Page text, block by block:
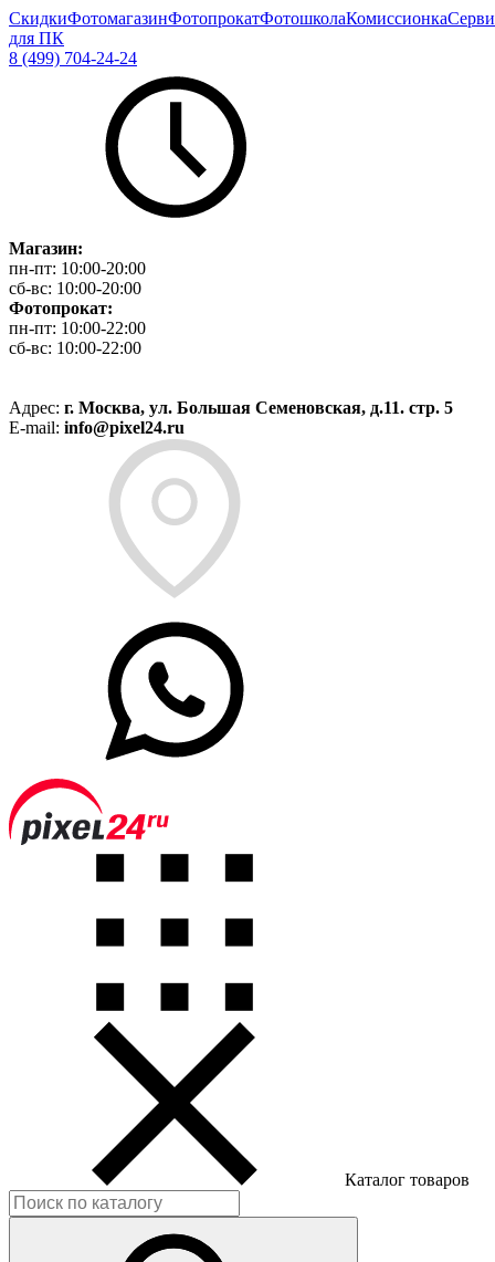
СкидкиФотомагазинФотопрокатФотошколаКомиссионка
для ПК
8 (499) 704-24-24
Магазин:
пн-пт: 10:00-20:00
сб-вс: 10:00-20:00
Фотопрокат:
пн-пт: 10:00-22:00
сб-вс: 10:00-22:00
Адрес: г. Москва, ул. Большая Семеновская, д.11. стр. 5
E-mail: info@pixel24.ru
Каталог товаров